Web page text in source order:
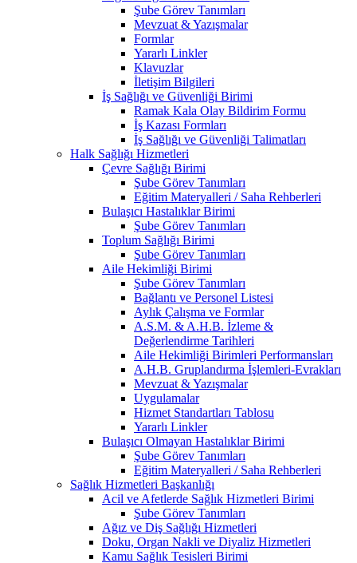
Şube Görev Tanımları
Mevzuat & Yazışmalar
Formlar
Yararlı Linkler
Klavuzlar
İletişim Bilgileri
İş Sağlığı ve Güvenliği Birimi
Ramak Kala Olay Bildirim Formu
İş Kazası Formları
İş Sağlığı ve Güvenliği Talimatları
Halk Sağlığı Hizmetleri
Çevre Sağlığı Birimi
Şube Görev Tanımları
Eğitim Materyalleri / Saha Rehberleri
Bulaşıcı Hastalıklar Birimi
Şube Görev Tanımları
Toplum Sağlığı Birimi
Şube Görev Tanımları
Aile Hekimliği Birimi
Şube Görev Tanımları
Bağlantı ve Personel Listesi
Aylık Çalışma ve Formlar
A.S.M. & A.H.B. İzleme &
Değerlendirme Tarihleri
Aile Hekimliği Birimleri Performansları
A.H.B. Gruplandırma İşlemleri-Evrakları
Mevzuat & Yazışmalar
Uygulamalar
Hizmet Standartları Tablosu
Yararlı Linkler
Bulaşıcı Olmayan Hastalıklar Birimi
Şube Görev Tanımları
Eğitim Materyalleri / Saha Rehberleri
Sağlık Hizmetleri Başkanlığı
Acil ve Afetlerde Sağlık Hizmetleri Birimi
Şube Görev Tanımları
Ağız ve Diş Sağlığı Hizmetleri
Doku, Organ Nakli ve Diyaliz Hizmetleri
Kamu Sağlık Tesisleri Birimi